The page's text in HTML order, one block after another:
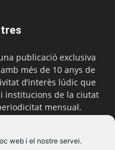
web i el nostre servei.
publicació exclusiva
més de 10 anys de
d’interès lúdic que
institucions de la ciutat
mensual.